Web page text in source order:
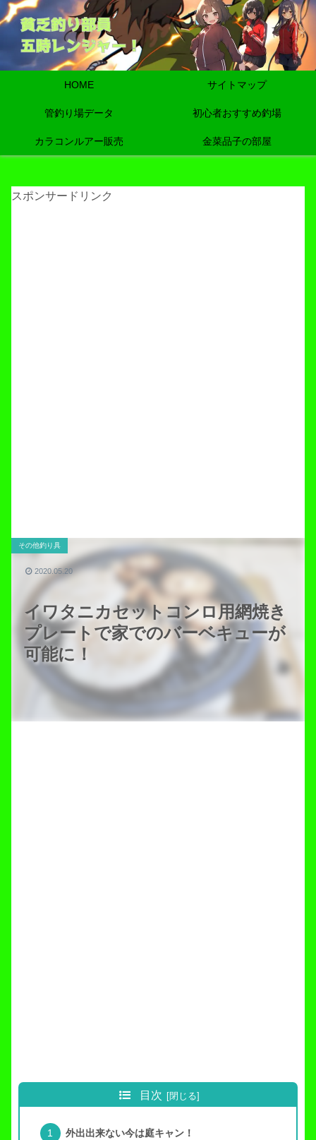
HOME サイトマップ
管釣り場データ 初心者おすすめ釣場
カラコンルアー販売 金菜品子の部屋
スポンサードリンク
イワタニカセットコンロ用網焼き
プレートで家でのバーベキューが
可能に！
その他釣り具
2020.05.20
目次
外出出来ない今は庭キャン！